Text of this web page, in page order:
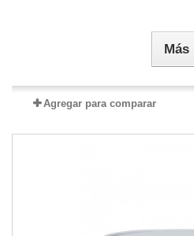
Más
Agregar para comparar